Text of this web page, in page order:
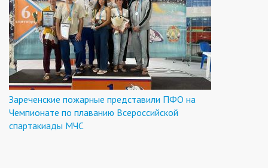
Зареченские пожарные представили ПФО на
Чемпионате по плаванию Всероссийской
спартакиады МЧС